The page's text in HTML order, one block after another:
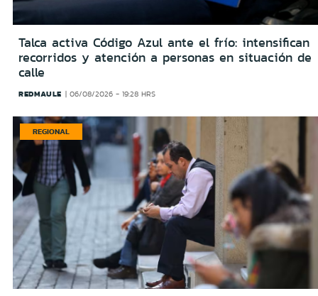
Talca activa Código Azul ante el frío: intensifican
recorridos y atención a personas en situación de
calle
REDMAULE 06/08/2026 - 19:28 HRS
REGIONAL